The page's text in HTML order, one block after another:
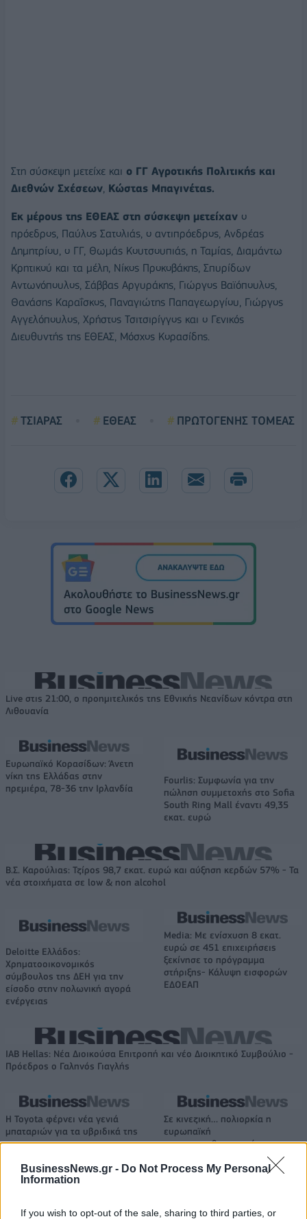
BusinessNews.gr - Do Not Process My Personal
Information
If you wish to opt-out of the sale, sharing to third parties, or
Στη σύσκεψη μετείχε και ο ΓΓ Αγροτικής Πολιτικής και
Διεθνών Σχέσεων Κώστας Μπαγινέτας.
Εκ μέρους της ΕΘΕΑΣ στη σύσκεψη μετείχαν ο
πρόεδρος, Παύλος Σατολιάς, ο αντιπρόεδρος, Ανδρέας
Δημητρίου, ο ΓΓ, Θωμάς Κουτσουπιάς, η Ταμίας, Διαμάντω
Κρητικού και τα μέλη, Νίκος Προκοβάκης, Σπυρίδων
Αντωνόπουλος, Σάββας Αργυράκης, Γιώργος Bαϊόπουλος,
Θανάσης Καραΐσκος, Παναγιώτης Παπαγεωργίου, Γιώργος
Αγγελόπουλος, Χρήστος Τσιτσιρίγγος και ο Γενικός
Διευθυντής της ΕΘΕΑΣ, Μόσχος Κορασίδης.
ΤΣΙΑΡΑΣ ΕΘΕΑΣ ΠΡΩΤΟΓΕΝΗΣ ΤΟΜΕΑΣ
Live στις 21:00, ο προημιτελικός της Εθνικής Νεανίδων κόντρα στη
Λιθουανία
Ευρωπαϊκό Κορασίδων: Άνετη
νίκη της Ελλάδας στην
πρεμιέρα, 78-36 την Ιρλανδία
Fourlis: Συμφωνία για την
πώληση συμμετοχής στο Sofia
South Ring Mall έναντι 49,35
εκατ. ευρώ
Β.Σ. Καρούλιας: Τζίρος 98,7 εκατ. ευρώ και αύξηση κερδών 57% - Τα
νέα στοιχήματα σε low & non alcohol
Deloitte Ελλάδος:
Χρηματοοικονομικός
σύμβουλος της ΔΕΗ για την
είσοδο στην πολωνική αγορά
ενέργειας
Media: Με ενίσχυση 8 εκατ.
ευρώ σε 451 επιχειρήσεις
ξεκίνησε το πρόγραμμα
στήριξης- Κάλυψη εισφορών
ΕΔΟΕΑΠ
IAB Hellas: Νέα Διοικούσα Επιτροπή και νέο Διοικητικό Συμβούλιο -
Πρόεδρος ο Γαληνός Γιαγλής
Η Toyota φέρνει νέα γενιά
μπαταριών για τα υβριδικά της
Σε κινεζική… πολιορκία η
ευρωπαϊκή
αυτοκινητοβιομηχανία